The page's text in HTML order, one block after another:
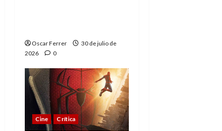
Oscar Ferrer
30 de julio de
2026
0
Cine Crítica